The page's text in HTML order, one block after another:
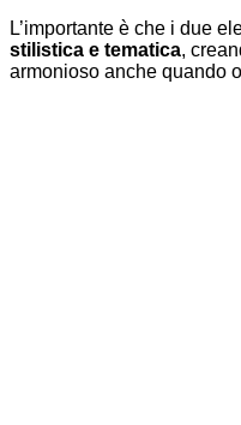
L’importante è che i due
stilistica e tematica,
armonioso anche quando